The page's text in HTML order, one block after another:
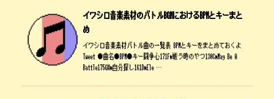
イワシロ音楽素材のバトルBGMにおけるBPMとキーまと
め
イワシロ音楽素材バトル曲の一覧表 BPMとキーをまとめておくよ
Tweet ●曲名●BPM●キー闘争心171Fm戦う時のやつ130CmMay Be A
Battle175G#m自分探し161DmEle …